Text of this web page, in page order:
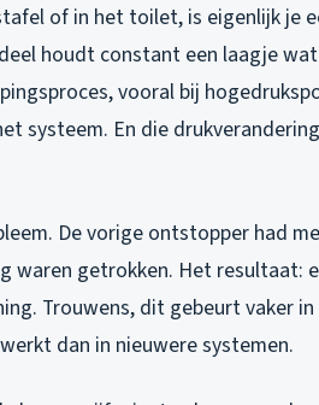
of in het toilet, is eigenlijk je
houdt constant een laagje
vooral bij
systeem. En die
De vorige ontstopper had
waren getrokken. Het resultaat:
Trouwens, dit gebeurt vaker
dan in nieuwere systemen.